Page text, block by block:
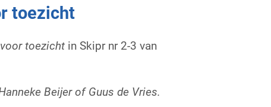
toezicht
toezichtin Skipr nr 2-3 van
Beijer of Guus de Vries.